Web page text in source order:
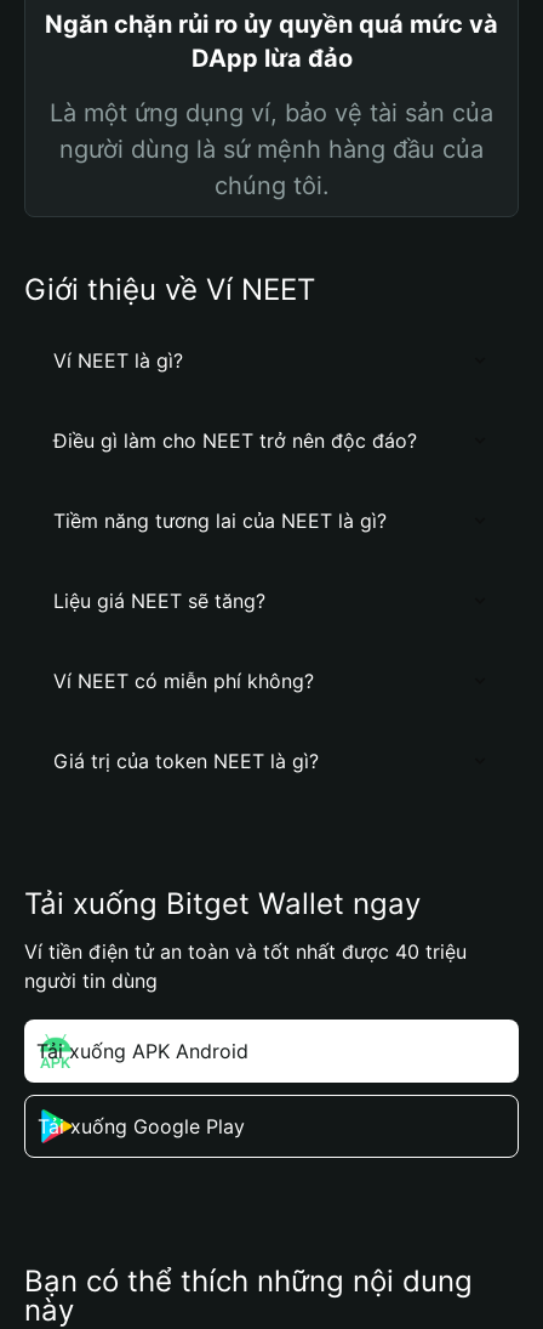
Ngăn chặn rủi ro ủy quyền quá mức và
DApp lừa đảo
Là một ứng dụng ví, bảo vệ tài sản của
người dùng là sứ mệnh hàng đầu của
chúng tôi.
Giới thiệu về Ví NEET
Ví NEET là gì?
Điều gì làm cho NEET trở nên độc đáo?
Tiềm năng tương lai của NEET là gì?
Liệu giá NEET sẽ tăng?
Ví NEET có miễn phí không?
Giá trị của token NEET là gì?
Tải xuống Bitget Wallet ngay
Ví tiền điện tử an toàn và tốt nhất được 40 triệu
người tin dùng
Tải xuống APK Android
Tải xuống Google Play
Bạn có thể thích những nội dung
này